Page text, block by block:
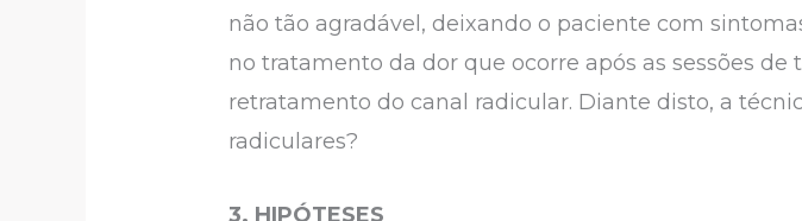
não tão agradável, deixando o paciente com
no tratamento da dor que ocorre após as sessões
retratamento do canal radicular. Diante disto, a
radiculares?
3. HIPÓTESES